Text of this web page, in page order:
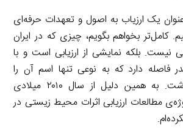
یک ارزیاب به اصول و تعهدات حرفه‌ای
کامل‌تر بخواهم بگویم، چیزی که در ایران
نیست. بلکه نمایشی از ارزیابی است و با
فاصله دارد که به نوعی تنها اسم آن را
می‌توان ارزیابی گذاشت. به همین دلیل از سال ۲۰۱۰ میلادی
مطالعات ارزیابی اثرات محیط زیستی در